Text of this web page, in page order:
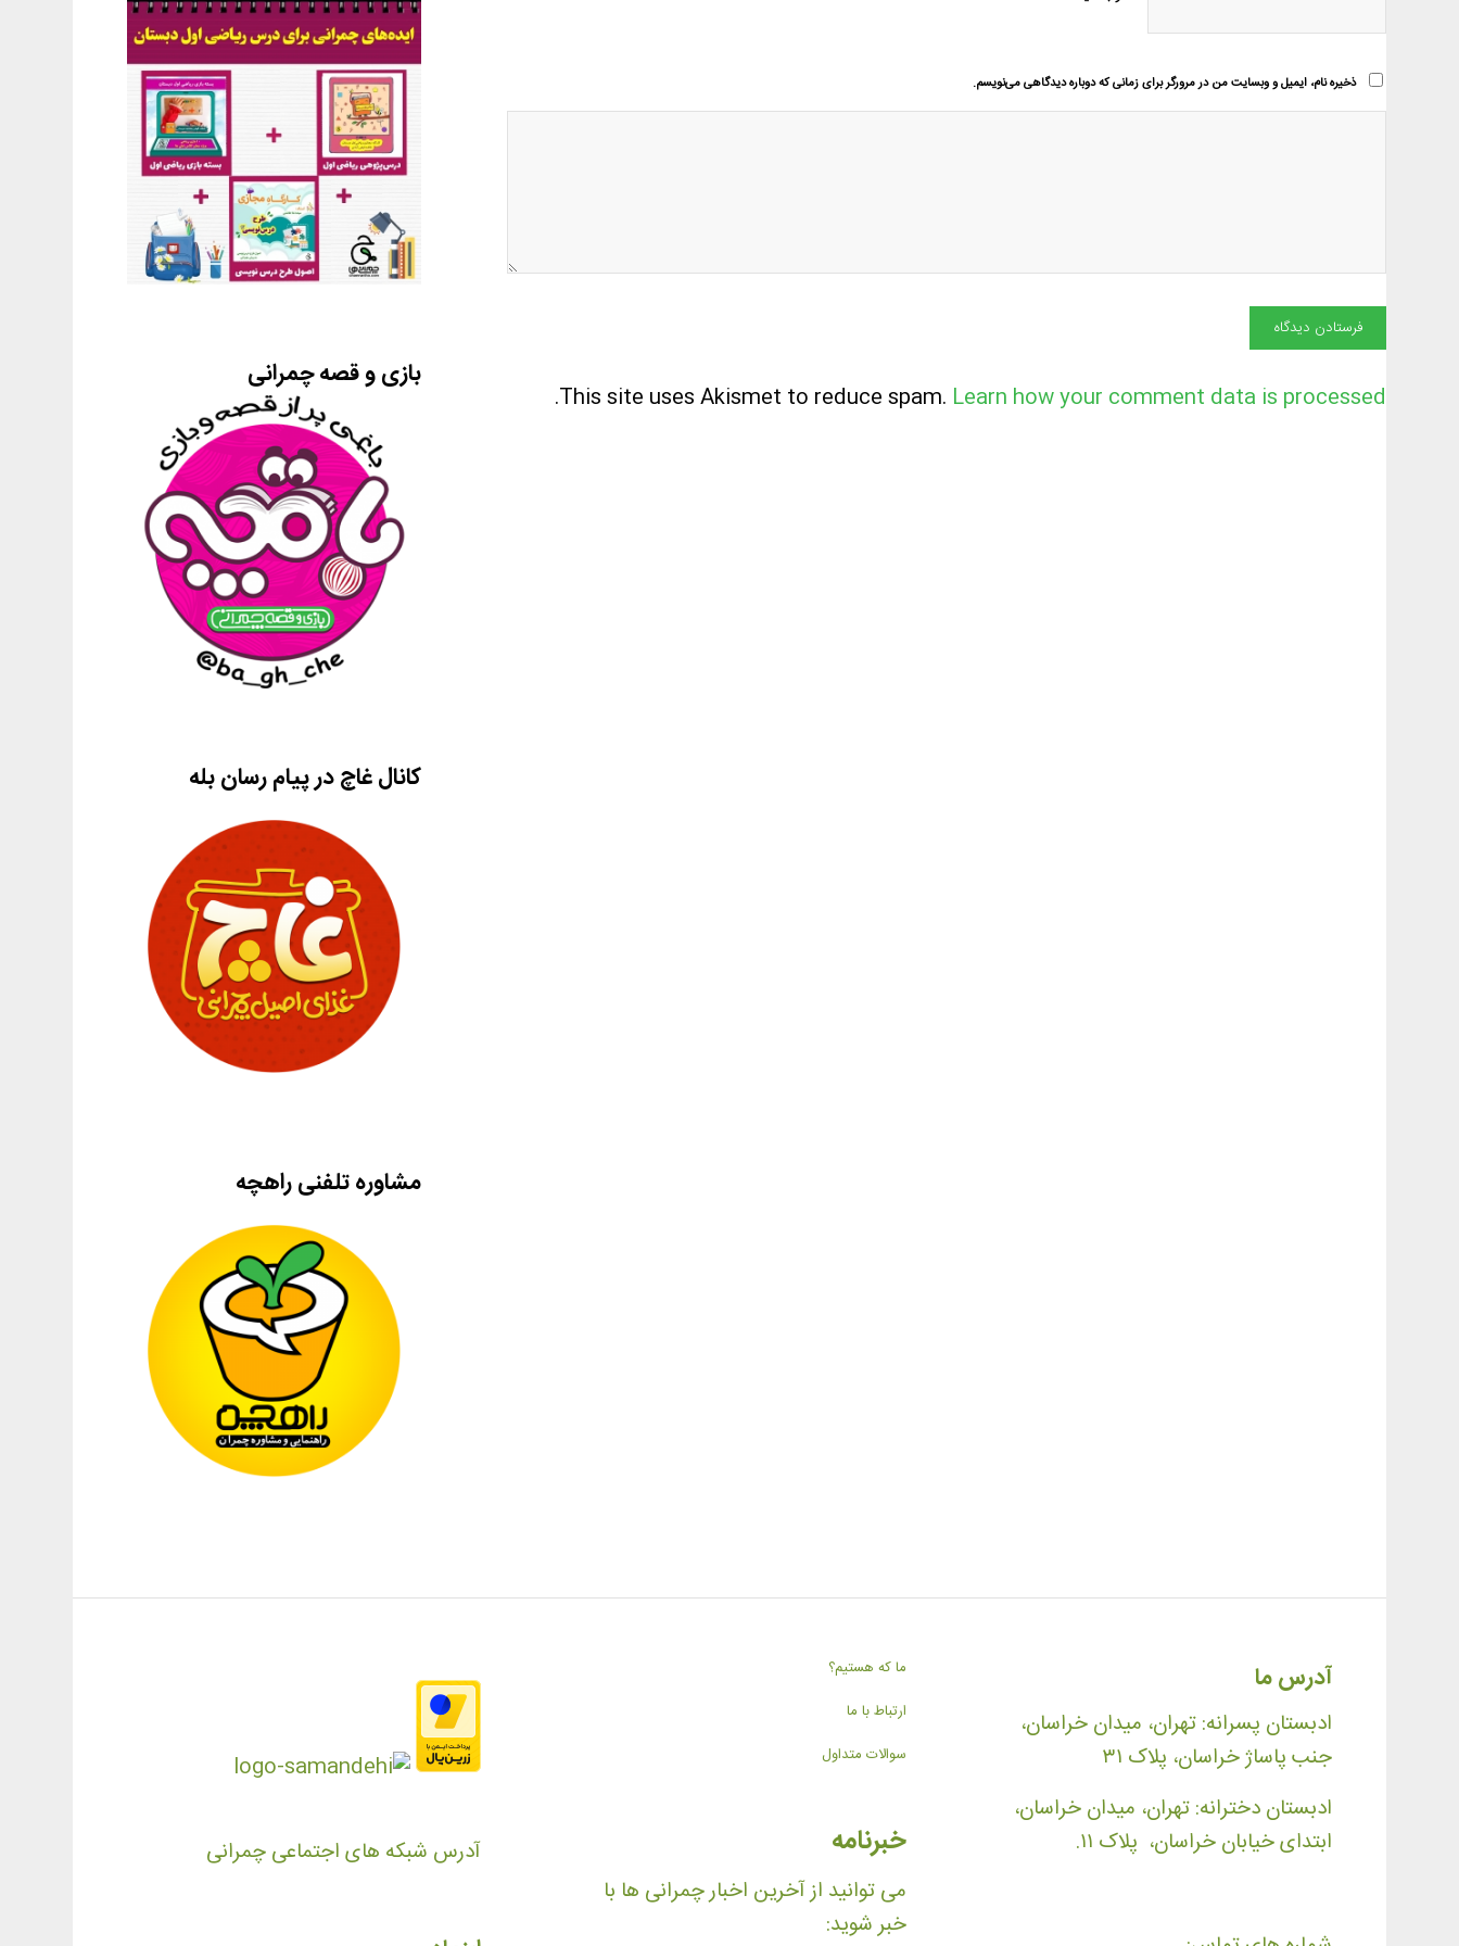
ذخیره نام، ایمیل و وبسایت من در مرورگر برای زمانی که دوباره دیدگاهی می‌نویسم.
This site uses Akismet to reduce spam. Learn how your comment data is processed
.
بازی و قصه چمرانی
کانال غاچ در پیام رسان بله
مشاوره تلفنی راهچه
آدرس ما
ادبستان پسرانه: تهران، میدان خراسان،
جنب پاساژ خراسان، پلاک ۳۱
ادبستان دخترانه: تهران، میدان خراسان،
ابتدای خیابان خراسان، پلاک ۱۱.
ما که هستیم؟
ارتباط با ما
سوالات متداول
خبرنامه
می توانید از آخرین اخبار چمرانی ها با
خبر شوید:
آدرس شبکه های اجتماعی چمرانی